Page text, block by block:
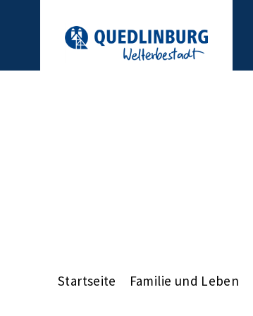
Startseite Familie und Leben